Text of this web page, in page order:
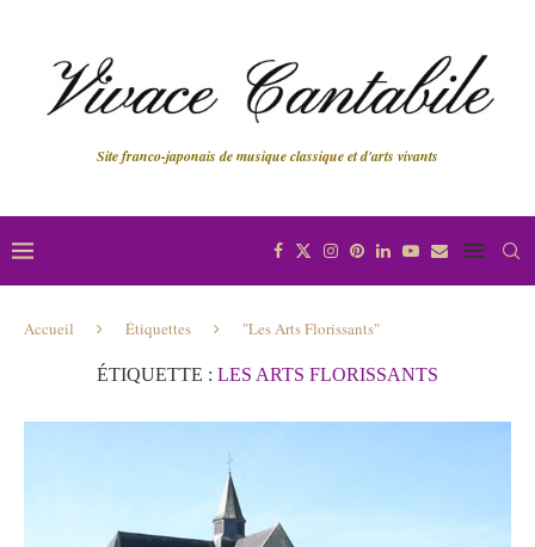
Site franco-japonais de musique classique et d'arts vivants
Accueil Étiquettes "Les Arts Florissants"
ÉTIQUETTE : LES ARTS FLORISSANTS